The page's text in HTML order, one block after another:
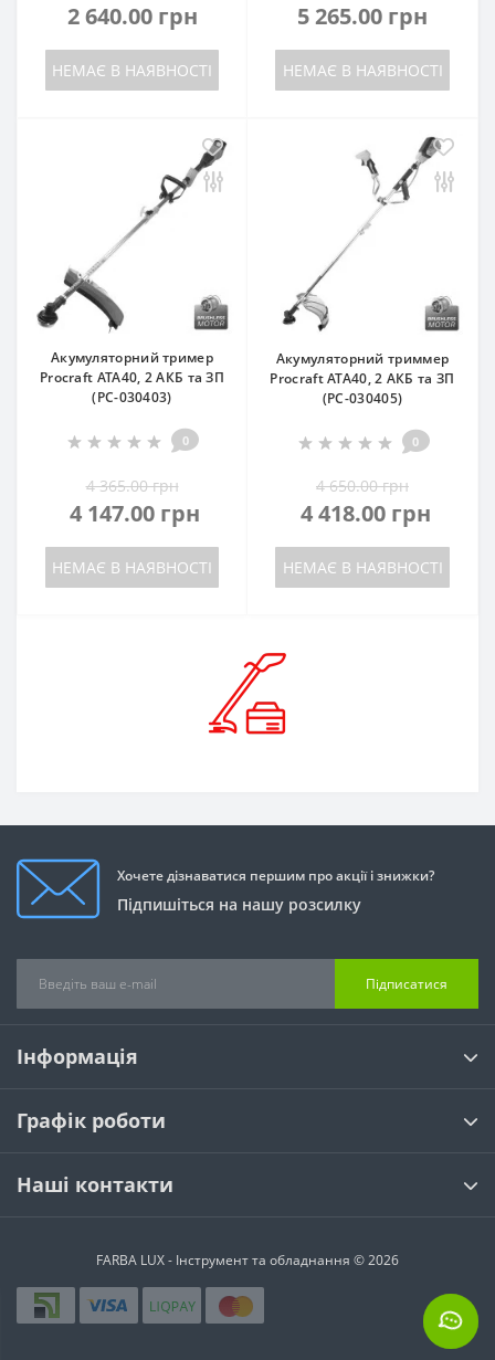
2 640.00 грн
НЕМАЄ В НАЯВНОСТІ
5 265.00 грн
НЕМАЄ В НАЯВНОСТІ
Акумуляторний тример
Procraft ATA40, 2 АКБ та ЗП
(PC-030403)
0
4 365.00 грн
4 147.00 грн
НЕМАЄ В НАЯВНОСТІ
Акумуляторний триммер
Procraft ATA40, 2 АКБ та ЗП
(PC-030405)
0
4 650.00 грн
4 418.00 грн
НЕМАЄ В НАЯВНОСТІ
Хочете дізнаватися першим про акції і знижки?
Підпишіться на нашу розсилку
Підписатися
Інформація
Графік роботи
Наші контакти
FARBA LUX - Інструмент та обладнання © 2026